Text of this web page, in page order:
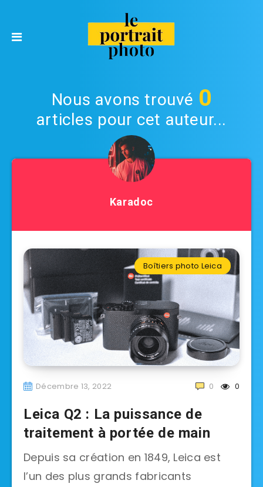
Nous avons trouvé 0
articles pour cet auteur...
Karadoc
Boîtiers photo Leica
Décembre 13, 2022 0
0
Leica Q2 : La puissance de
traitement à portée de main
Depuis sa création en 1849, Leica est
l’un des plus grands fabricants